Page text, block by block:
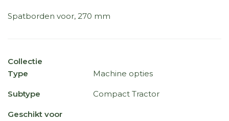
Spatborden voor, 270 mm
Collectie
Type
Machine opties
Subtype Compact Tractor
Geschikt voor